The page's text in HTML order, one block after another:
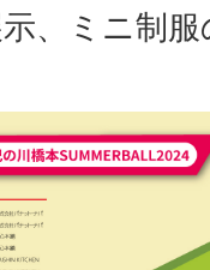
、ミニ制